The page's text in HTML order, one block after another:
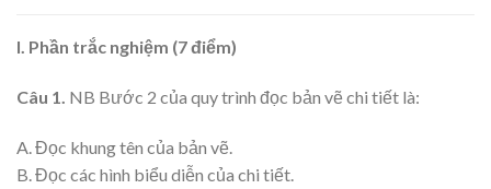
I. Phần trắc nghiệm (7 điểm)
Câu 1. NB Bước 2 của quy trình đọc bản vẽ chi tiết là:
A. Đọc khung tên của bản vẽ.
B. Đọc các hình biểu diễn của chi tiết.